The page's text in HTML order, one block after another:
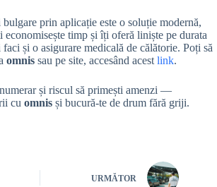
prin aplicație este o soluție modernă,
economisește timp și îți oferă liniște pe durata
și o asigurare medicală de călătorie. Poți să
omnis sau pe site, accesând acest link.
și riscul să primești amenzi —
cu omnis și bucură-te de drum fără griji.
URMĂTOR